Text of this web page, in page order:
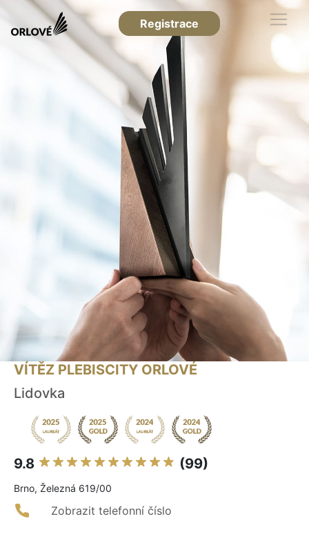
Registrace
VÍTĚZ PLEBISCITY ORLOVÉ
Lidovka
9.8 (99)
Brno, Železná 619/00
Zobrazit telefonní číslo